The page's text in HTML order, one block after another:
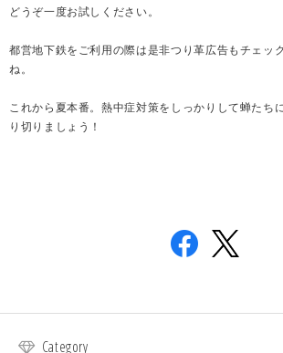
どうぞ一度お試しください。
都営地下鉄をご利用の際は是非つり革広告もチェッ
ね。
これから夏本番。熱中症対策をしっかりして蝉たち
り切りましょう！
Category